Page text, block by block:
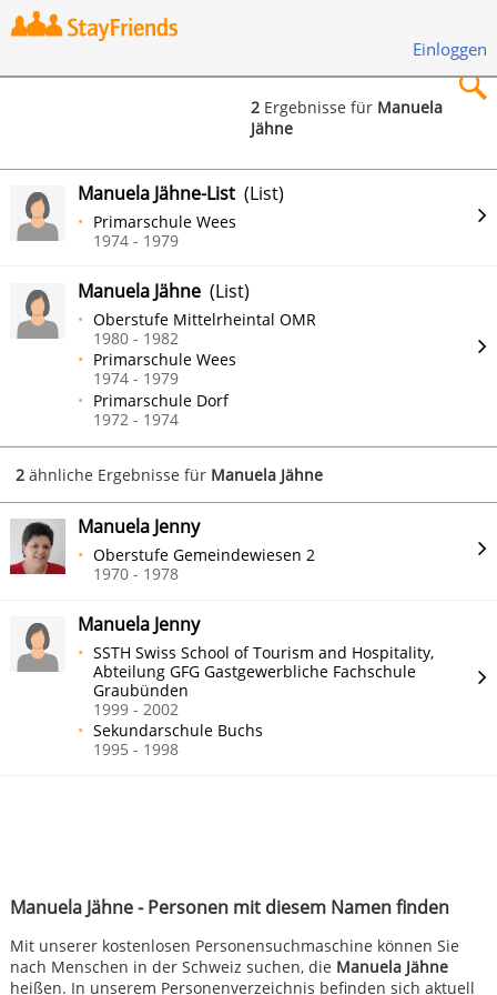
Einloggen
Suchen
2 Ergebnisse für Manuela
Jähne
Manuela Jähne - Personen mit diesem Namen finden
Mit unserer kostenlosen Personensuchmaschine können Sie
nach Menschen in der Schweiz suchen, die Manuela Jähne
heißen. In unserem Personenverzeichnis befinden sich aktuell
Manuela Jähne-List (List)
Primarschule Wees
1974 - 1979
Manuela Jähne (List)
Oberstufe Mittelrheintal OMR
1980 - 1982
Primarschule Wees
1974 - 1979
Primarschule Dorf
1972 - 1974
2 ähnliche Ergebnisse für Manuela Jähne
Manuela Jenny
Oberstufe Gemeindewiesen 2
1970 - 1978
Manuela Jenny
SSTH Swiss School of Tourism and Hospitality,
Abteilung GFG Gastgewerbliche Fachschule
Graubünden
1999 - 2002
Sekundarschule Buchs
1995 - 1998